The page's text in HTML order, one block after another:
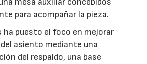
mesa auxiliar concebidos
para acompañar la pieza.
ha puesto el foco en mejorar
asiento mediante una
del respaldo, una base